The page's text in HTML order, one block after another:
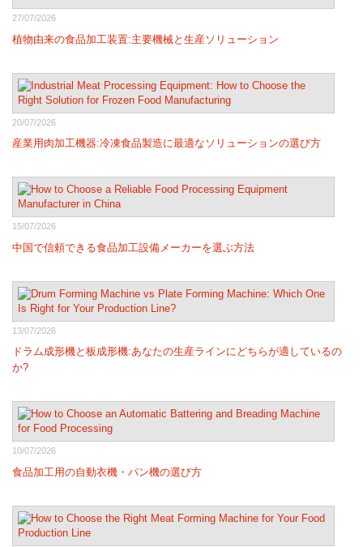
27/07/2026
植物由来の食品加工装置:主要機械と生産ソリューション
20/07/2026
産業用肉加工機器:冷凍食品製造に最適なソリューションの選び方
15/07/2026
中国で信頼できる食品加工設備メーカーを選ぶ方法
13/07/2026
ドラム成形機と板成形機:あなたの生産ラインにどちらが適しているの
か?
10/07/2026
食品加工用の自動衣機・パン機の選び方